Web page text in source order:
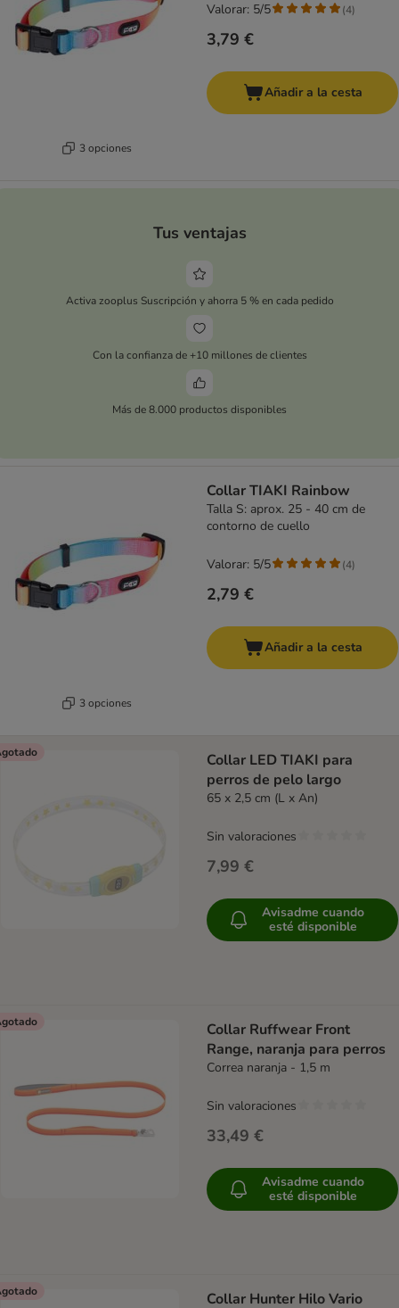
3 opciones
3,79 €
Valorar: 5/5 (4)
Añadir a la cesta
Tus ventajas
Activa zooplus Suscripción y ahorra 5 % en cada pedido
Con la confianza de +10 millones de clientes
Más de 8.000 productos disponibles
3 opciones
Collar TIAKI Rainbow
Talla S: aprox. 25 - 40 cm de
contorno de cuello
2,79 €
Valorar: 5/5 (4)
Añadir a la cesta
Collar LED TIAKI para
perros de pelo largo
65 x 2,5 cm (L x An)
7,99 €
Sin valoraciones
Avisadme cuando
esté disponible
Collar Ruffwear Front
Range, naranja para perros
Correa naranja - 1,5 m
33,49 €
Sin valoraciones
Avisadme cuando
esté disponible
Collar Hunter Hilo Vario